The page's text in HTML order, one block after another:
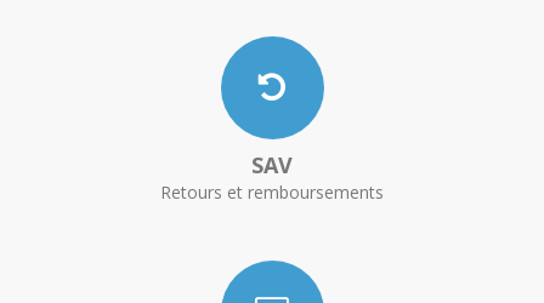
SAV
Retours et remboursements